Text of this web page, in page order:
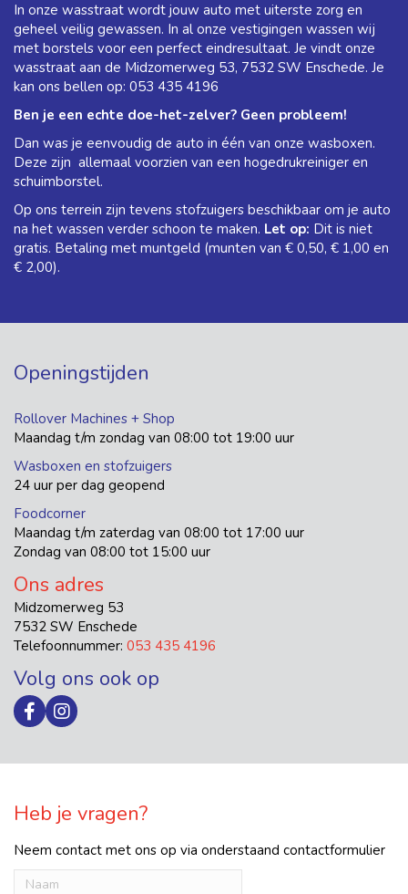
In onze wasstraat wordt jouw auto met uiterste zorg en
geheel veilig gewassen. In al onze vestigingen wassen wij
met borstels voor een perfect eindresultaat. Je vindt onze
wasstraat aan de Midzomerweg 53, 7532 SW Enschede. Je
kan ons bellen op: 053 435 4196
Ben je een echte doe-het-zelver? Geen probleem!
Dan was je eenvoudig de auto in één van onze wasboxen.
Deze zijn allemaal voorzien van een hogedrukreiniger en
schuimborstel.
Op ons terrein zijn tevens stofzuigers beschikbaar om je auto
na het wassen verder schoon te maken. Let op: Dit is niet
gratis. Betaling met muntgeld (munten van € 0,50, € 1,00 en
€ 2,00).
Openingstijden
Rollover Machines + Shop
Maandag t/m zondag van 08:00 tot 19:00 uur
Wasboxen en stofzuigers
24 uur per dag geopend
Foodcorner
Maandag t/m zaterdag van 08:00 tot 17:00 uur
Zondag van 08:00 tot 15:00 uur
Ons adres
Midzomerweg 53
7532 SW Enschede
Telefoonnummer: 053 435 4196
Volg ons ook op
Heb je vragen?
Neem contact met ons op via onderstaand contactformulier